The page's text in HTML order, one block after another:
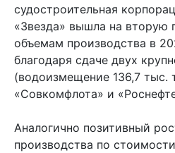
судостроительная
«Звезда» вышла на
объемам производства в
благодаря сдаче двух
(водоизмещение 136,7 тыс.
«Совкомфлота» и
Аналогично позитивный
производства по